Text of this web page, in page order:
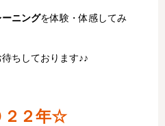
ニングを体験・体感してみ
ちしております♪♪
２年☆